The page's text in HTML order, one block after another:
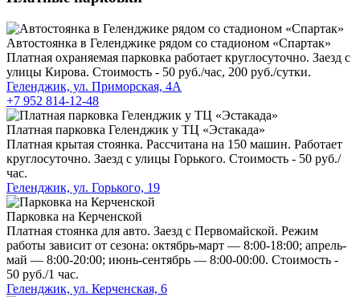
Автостоянка в Геленджике рядом со стадионом «Спартак»
Платная охраняемая парковка работает круглосуточно. Заезд с
улицы Кирова. Стоимость - 50 руб./час, 200 руб./сутки.
Геленджик, ул. Приморская, 4А
+7 952 814-12-48
Платная парковка Геленджик у ТЦ «Эстакада»
Платная крытая стоянка. Рассчитана на 150 машин. Работает
круглосуточно. Заезд с улицы Горького. Стоимость - 50 руб./
час.
Геленджик, ул. Горького, 19
Парковка на Керченской
Платная стоянка для авто. Заезд с Первомайской. Режим
работы зависит от сезона: октябрь-март — 8:00-18:00; апрель-
май — 8:00-20:00; июнь-сентябрь — 8:00-00:00. Стоимость -
50 руб./1 час.
Геленджик, ул. Керченская, 6